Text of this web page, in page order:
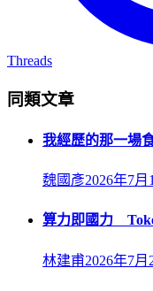
Threads
同類文章
我經歷的那一場
魏國彥2026年7月
算力即國力
林建甫2026年7月